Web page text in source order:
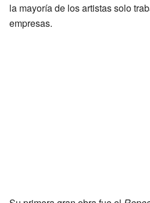
la mayoría de los artistas solo
empresas.